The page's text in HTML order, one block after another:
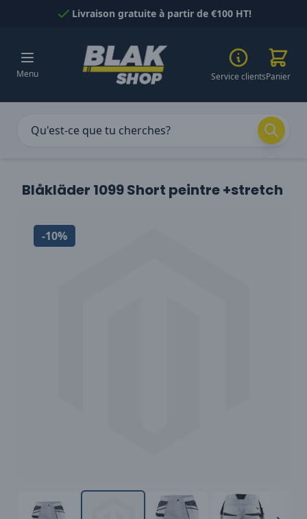
Passer au contenuLivraison gratuite à partir de €100 HT!
Menu Service clientsPanier
Blåkläder 1099 Short peintre +stretch
-10%